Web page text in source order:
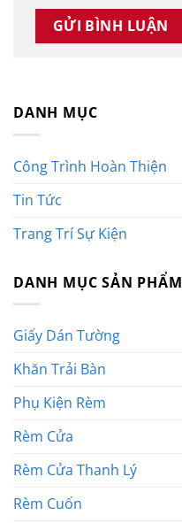
DANH MỤC
Công Trình Hoàn Thiện
Tin Tức
Trang Trí Sự Kiện
DANH MỤC SẢN PHẨM
Giấy Dán Tường
Khăn Trải Bàn
Phụ Kiện Rèm
Rèm Cửa
Rèm Cửa Thanh Lý
Rèm Cuốn